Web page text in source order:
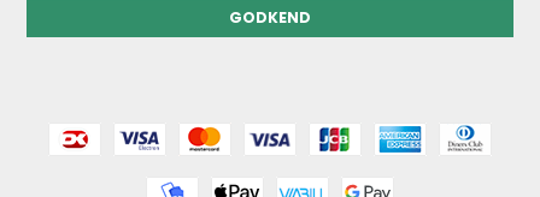
GODKEND